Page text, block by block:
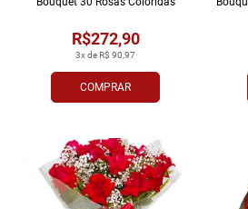
COMPRAR
3x de R$ 90,97
R$272,90